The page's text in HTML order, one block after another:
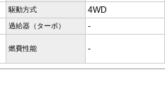
駆動方式 4WD
過給器（ターボ） -
燃費性能 -